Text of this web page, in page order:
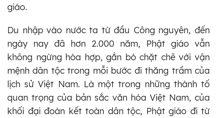
giáo.
Du nhập vào nước ta từ đầu Công nguyên, đến
ngày nay đã hơn 2.000 năm, Phật giáo vẫn
không ngừng hòa hợp, gắn bó chặt chẽ với vận
mệnh dân tộc trong mỗi bước đi thăng trầm của
lịch sử Việt Nam. Là một trong những thành tố
quan trọng của bản sắc văn hóa Việt Nam, của
khối đại đoàn kết toàn dân tộc, Phật giáo đi từ